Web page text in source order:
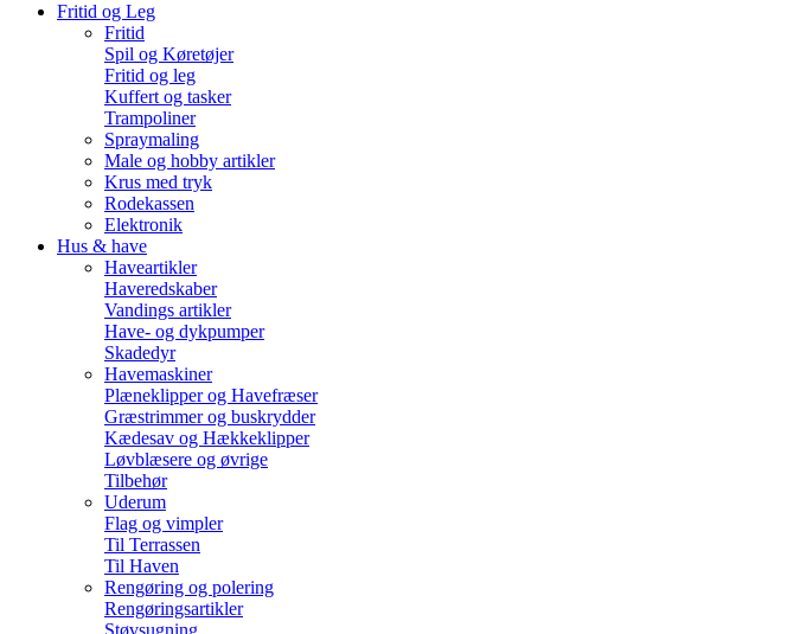
Fritid og Leg
Fritid
Spil og Køretøjer
Fritid og leg
Kuffert og tasker
Trampoliner
Spraymaling
Male og hobby artikler
Krus med tryk
Rodekassen
Elektronik
Hus & have
Haveartikler
Haveredskaber
Vandings artikler
Have- og dykpumper
Skadedyr
Havemaskiner
Plæneklipper og Havefræser
Græstrimmer og buskrydder
Kædesav og Hækkeklipper
Løvblæsere og øvrige
Tilbehør
Uderum
Flag og vimpler
Til Terrassen
Til Haven
Rengøring og polering
Rengøringsartikler
Støvsugning